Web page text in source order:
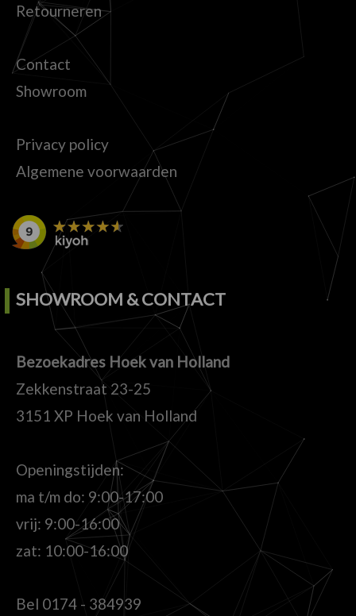
Retourneren
Contact
Showroom
Privacy policy
Algemene voorwaarden
SHOWROOM & CONTACT
Bezoekadres Hoek van Holland
Zekkenstraat 23-25
3151 XP Hoek van Holland
Openingstijden:
ma t/m do: 9:00-17:00
vrij: 9:00-16:00
zat: 10:00-16:00
Bel 0174 - 384939